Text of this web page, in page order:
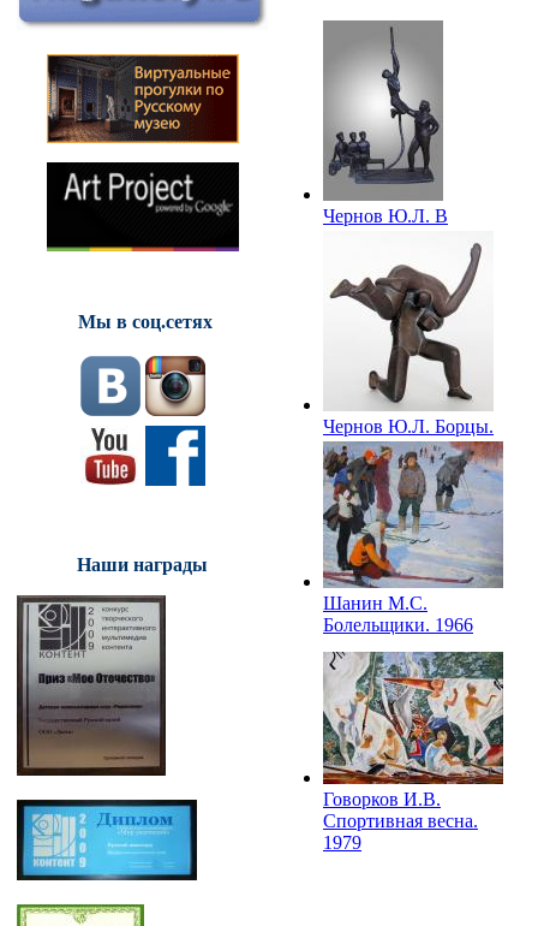
Мы в соц.сетях
Наши награды
Чернов Ю.Л. В
детской спортивной
Чернов Ю.Л. Борцы.
1966
Шанин М.С.
Болельщики. 1966
Говорков И.В.
Спортивная весна.
1979